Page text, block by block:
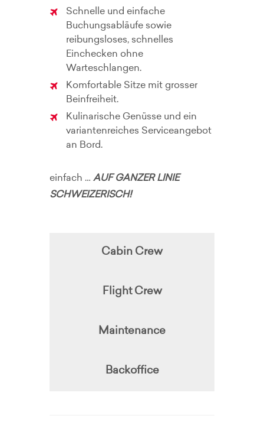
Schnelle und einfache
Buchungsabläufe sowie
reibungsloses, schnelles
Einchecken ohne
Warteschlangen.
Komfortable Sitze mit grosser
Beinfreiheit.
Kulinarische Genüsse und ein
variantenreiches Serviceangebot
an Bord.
einfach … AUF GANZER LINIE
SCHWEIZERISCH!
Cabin Crew
Flight Crew
Maintenance
Backoffice